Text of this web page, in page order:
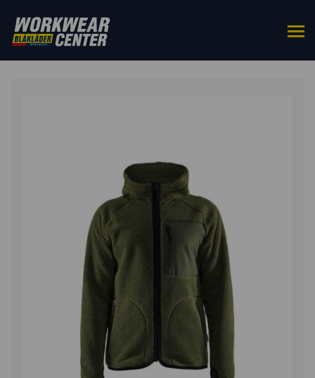
ETUSIVU/YLÄOSAT